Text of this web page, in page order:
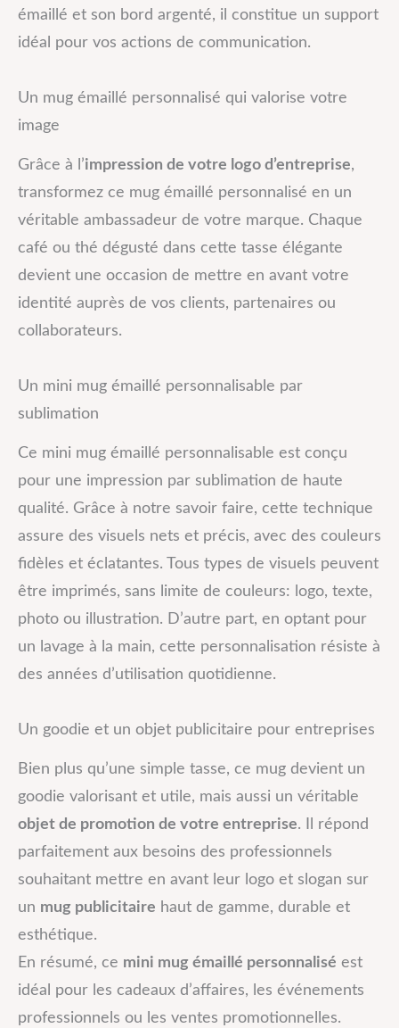
émaillé et son bord argenté, il constitue un support
idéal pour vos actions de communication.
Un mug émaillé personnalisé qui valorise votre
image
Grâce à l’impression de votre logo d’entreprise,
transformez ce mug émaillé personnalisé en un
véritable ambassadeur de votre marque. Chaque
café ou thé dégusté dans cette tasse élégante
devient une occasion de mettre en avant votre
identité auprès de vos clients, partenaires ou
collaborateurs.
Un mini mug émaillé personnalisable par
sublimation
Ce mini mug émaillé personnalisable est conçu
pour une impression par sublimation de haute
qualité. Grâce à notre savoir faire, cette technique
assure des visuels nets et précis, avec des couleurs
fidèles et éclatantes. Tous types de visuels peuvent
être imprimés, sans limite de couleurs: logo, texte,
photo ou illustration. D’autre part, en optant pour
un lavage à la main, cette personnalisation résiste à
des années d’utilisation quotidienne.
Un goodie et un objet publicitaire pour entreprises
Bien plus qu’une simple tasse, ce mug devient un
goodie valorisant et utile, mais aussi un véritable
objet de promotion de votre entreprise. Il répond
parfaitement aux besoins des professionnels
souhaitant mettre en avant leur logo et slogan sur
un mug publicitaire haut de gamme, durable et
esthétique.
En résumé, ce mini mug émaillé personnalisé est
idéal pour les cadeaux d’affaires, les événements
professionnels ou les ventes promotionnelles.